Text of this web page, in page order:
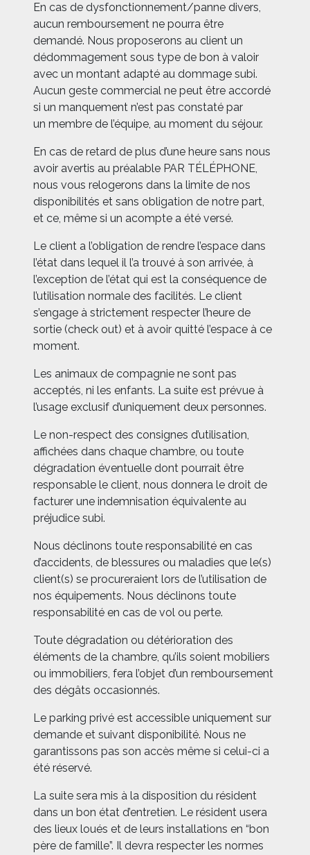
En cas de dysfonctionnement/panne divers,
aucun remboursement ne pourra être
demandé. Nous proposerons au client un
dédommagement sous type de bon à valoir
avec un montant adapté au dommage subi.
Aucun geste commercial ne peut être accordé
si un manquement n’est pas constaté par
un membre de l’équipe, au moment du séjour.
En cas de retard de plus d’une heure sans nous
avoir avertis au préalable PAR TÉLÉPHONE,
nous vous relogerons dans la limite de nos
disponibilités et sans obligation de notre part,
et ce, même si un acompte a été versé.
Le client a l’obligation de rendre l’espace dans
l’état dans lequel il l’a trouvé à son arrivée, à
l’exception de l’état qui est la conséquence de
l’utilisation normale des facilités. Le client
s’engage à strictement respecter l’heure de
sortie (check out) et à avoir quitté l’espace à ce
moment.
Les animaux de compagnie ne sont pas
acceptés, ni les enfants. La suite est prévue à
l’usage exclusif d’uniquement deux personnes.
Le non-respect des consignes d’utilisation,
affichées dans chaque chambre, ou toute
dégradation éventuelle dont pourrait être
responsable le client, nous donnera le droit de
facturer une indemnisation équivalente au
préjudice subi.
Nous déclinons toute responsabilité en cas
d’accidents, de blessures ou maladies que le(s)
client(s) se procureraient lors de l’utilisation de
nos équipements. Nous déclinons toute
responsabilité en cas de vol ou perte.
Toute dégradation ou détérioration des
éléments de la chambre, qu’ils soient mobiliers
ou immobiliers, fera l’objet d’un remboursement
des dégâts occasionnés.
Le parking privé est accessible uniquement sur
demande et suivant disponibilité. Nous ne
garantissons pas son accès même si celui-ci a
été réservé.
La suite sera mis à la disposition du résident
dans un bon état d’entretien. Le résident usera
des lieux loués et de leurs installations en “bon
père de famille”. Il devra respecter les normes